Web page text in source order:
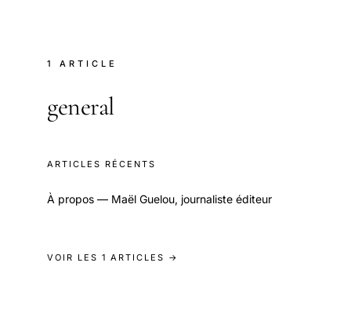
1 ARTICLE
general
ARTICLES RÉCENTS
À propos — Maël Guelou, journaliste éditeur
VOIR LES 1 ARTICLES →